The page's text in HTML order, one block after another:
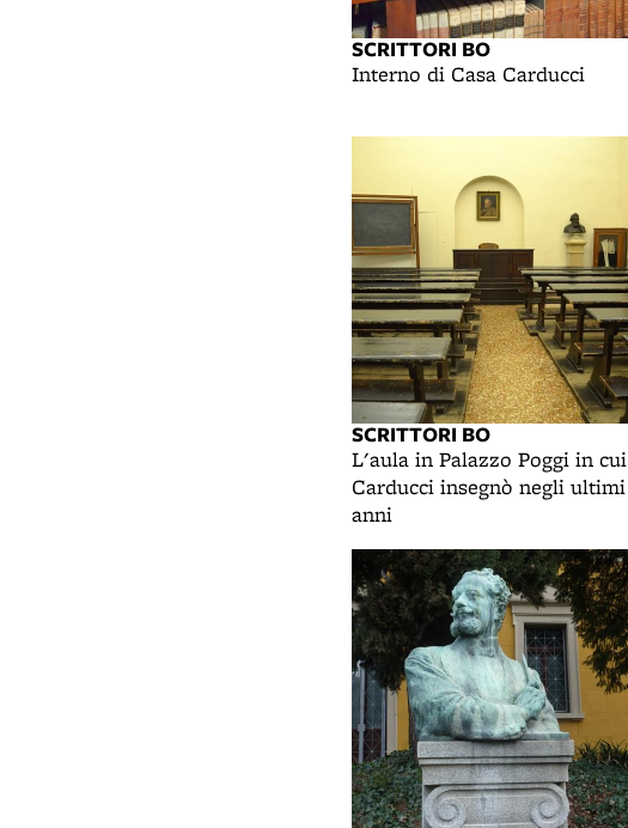
SCRITTORI BO
Interno di Casa Carducci
SCRITTORI BO
L'aula in Palazzo Poggi in cui
Carducci insegnò negli ultimi
anni